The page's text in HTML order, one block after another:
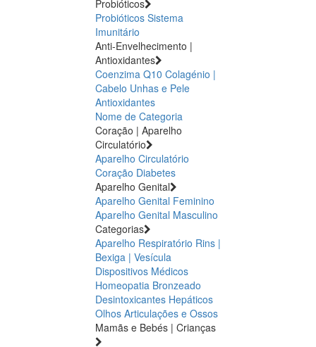
Probióticos
Probióticos Sistema
Imunitário
Anti-Envelhecimento |
Antioxidantes
Coenzima Q10 Colagénio |
Cabelo Unhas e Pele
Antioxidantes
Nome de Categoria
Coração | Aparelho
Circulatório
Aparelho Circulatório
Coração Diabetes
Aparelho Genital
Aparelho Genital Feminino
Aparelho Genital Masculino
Categorias
Aparelho Respiratório Rins |
Bexiga | Vesícula
Dispositivos Médicos
Homeopatia Bronzeado
Desintoxicantes Hepáticos
Olhos Articulações e Ossos
Mamãs e Bebés | Crianças